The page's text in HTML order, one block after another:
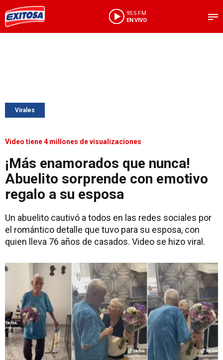
95.5 FM
EN VIVO
Virales
Video tiene 4 millones de visualizaciones
¡Más enamorados que nunca!
Abuelito sorprende con emotivo
regalo a su esposa
Un abuelito cautivó a todos en las redes sociales por
el romántico detalle que tuvo para su esposa, con
quien lleva 76 años de casados. Video se hizo viral.